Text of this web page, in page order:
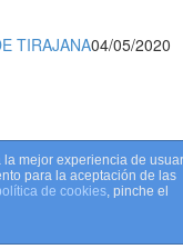
TIRAJANA04/05/2020
la mejor experiencia de
para la aceptación de las
de cookies, pinche el